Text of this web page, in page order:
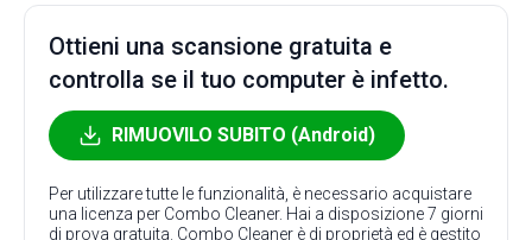
Ottieni una scansione gratuita e
controlla se il tuo computer è infetto.
RIMUOVILO SUBITO (Android)
Per utilizzare tutte le funzionalità, è necessario acquistare
una licenza per Combo Cleaner. Hai a disposizione 7 giorni
di prova gratuita. Combo Cleaner è di proprietà ed è gestito